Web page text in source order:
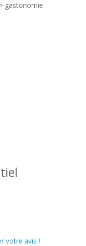
> gastonomie
votre avis !